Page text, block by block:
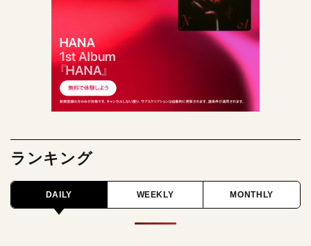
ランキング
DAILY WEEKLY MONTHLY